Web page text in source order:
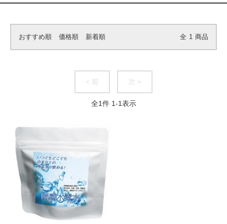
おすすめ順 価格順 新着順 全 1 商品
< 前 次 >
全1件 1-1表示